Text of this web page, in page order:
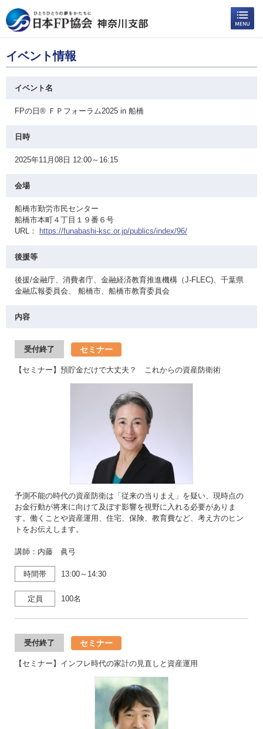
イベント情報
イベント名
FPの日® ＦＰフォーラム2025 in 船橋
日時
2025年11月08日 12:00～16:15
会場
船橋市勤労市民センター
船橋市本町４丁目１９番６号
URL：
https://funabashi-ksc.or.jp/publics/index/96/
後援等
後援/金融庁、消費者庁、金融経済教育推進機構（J-FLEC)、千葉県
金融広報委員会、 船橋市、船橋市教育委員会
内容
受付終了 セミナー
【セミナー】預貯金だけで大丈夫？ これからの資産防衛術
予測不能の時代の資産防衛は「従来の当りまえ」を疑い、現時点の
お金行動が将来に向けて及ぼす影響を視野に入れる必要がありま
す。働くことや資産運用、住宅、保険、教育費など、考え方のヒン
トをお伝えします。
講師：内藤 眞弓
時間帯 13:00～14:30
定員 100名
受付終了 セミナー
【セミナー】インフレ時代の家計の見直しと資産運用